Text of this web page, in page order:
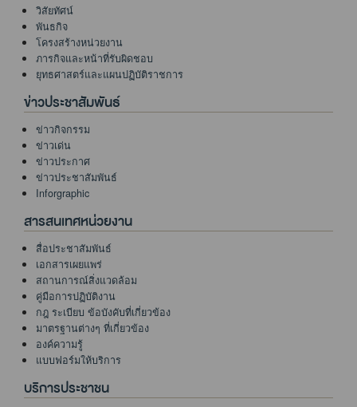
วิสัยทัศน์
พันธกิจ
โครงสร้างหน่วยงาน
ภารกิจและหน้าที่รับผิดชอบ
ยุทธศาสตร์และแผนปฏิบัติราชการ
ข่าวประชาสัมพันธ์
ข่าวกิจกรรม
ข่าวเด่น
ข่าวประกาศ
ข่าวประชาสัมพันธ์
Inforgraphic
สารสนเทศหน่วยงาน
สื่อประชาสัมพันธ์
เอกสารเผยแพร่
สถานการณ์สิ่งแวดล้อม
คู่มือการปฏิบัติงาน
กฎ ระเบียบ ข้อบังคับที่เกี่ยวข้อง
มาตรฐานต่างๆ ที่เกี่ยวข้อง
องค์ความรู้
แบบฟอร์มให้บริการ
บริการประชาชน